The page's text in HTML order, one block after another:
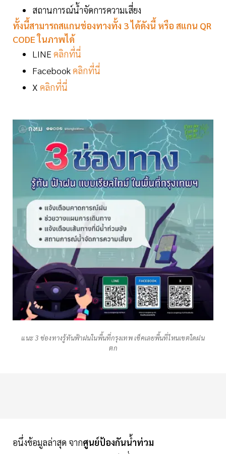
สถานการณ์น้ำจัดการความเสี่ยง
ทั้งนี้สามารถสแกนช่องทางทั้ง 3 ได้ดังนี้ หรือ สแกน QR
CODE ในภาพได้
LINE คลิกที่นี่
Facebookคลิกที่นี่
X คลิกที่นี่
แนะ 3 ช่องทางรู้ทันฟ้าฝนในพื้นที่กรุงเทพ เช็คเลยพื้นที่ไหนเขตใดฝน
ตก
อนึ่งข้อมูลล่าสุด จากศูนย์ป้องกันน้ำท่วม